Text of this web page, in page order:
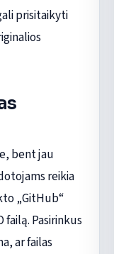
prisitaikyti
bent jau
reikia
„GitHub“
failą. Pasirinkus
ar failas